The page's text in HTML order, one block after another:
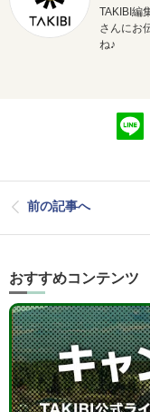
TAKIBI編
さんにお
ね♪
前の記事へ
おすすめコンテンツ